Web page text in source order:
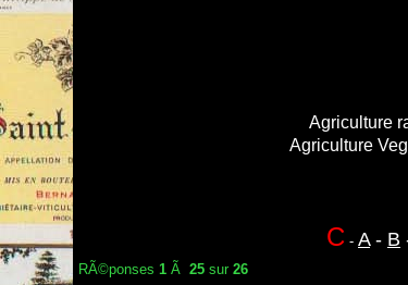
Agriculture
Agriculture
C - A- B
RÃ©ponses1 Ã25 sur26